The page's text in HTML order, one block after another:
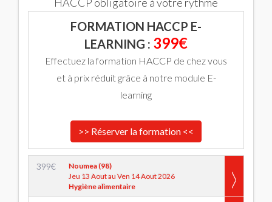
FORMATION HACCP E-
LEARNING : 399€
Effectuez la formation HACCP de chez vous
et à prix réduit grâce à notre module E-
learning
>> Réserver la formation <<
399€
Noumea (98)
Jeu 13 Aout au Ven 14 Aout 2026
Hygiène alimentaire